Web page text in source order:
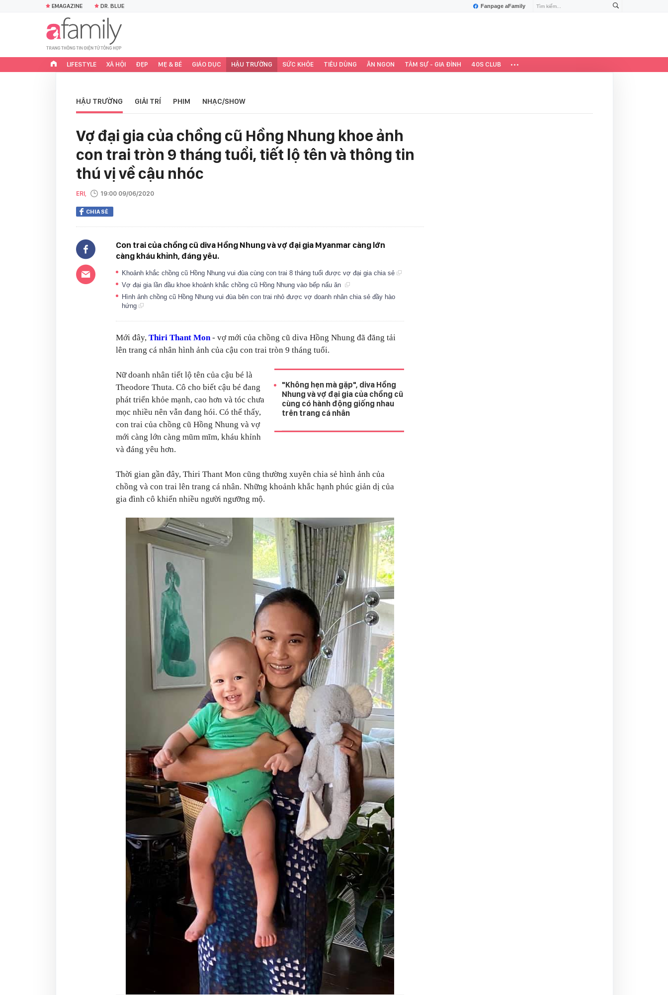
Fanpage aFamily
EMAGAZINE DR. BLUE
LIFESTYLE XÃ HỘI ĐẸP MẸ & BÉ GIÁO DỤC HẬU TRƯỜNG SỨC KHỎE TIÊU DÙNG ĂN NGON TÂM SỰ - GIA ĐÌNH 40S CLUB
HẬU TRƯỜNG GIẢI TRÍ PHIM NHẠC/SHOW
Vợ đại gia của chồng cũ Hồng Nhung khoe ảnh
con trai tròn 9 tháng tuổi, tiết lộ tên và thông tin
thú vị về cậu nhóc
ERI, 19:00 09/06/2020
CHIA SẺ
Con trai của chồng cũ diva Hồng Nhung và vợ đại gia Myanmar càng lớn
càng kháu khỉnh, đáng yêu.
Khoảnh khắc chồng cũ Hồng Nhung vui đùa cùng con trai 8 tháng tuổi được vợ đại gia chia sẻ
Vợ đại gia lần đầu khoe khoảnh khắc chồng cũ Hồng Nhung vào bếp nấu ăn
Hình ảnh chồng cũ Hồng Nhung vui đùa bên con trai nhỏ được vợ doanh nhân chia sẻ đầy hào
hứng
Mới đây, Thiri Thant Mon- vợ mới của chồng cũ diva Hồng Nhung đã đăng tải
lên trang cá nhân hình ảnh của cậu con trai tròn 9 tháng tuổi.
"Không hẹn mà gặp", diva Hồng
Nhung và vợ đại gia của chồng cũ
cùng có hành động giống nhau
trên trang cá nhân
Nữ doanh nhân tiết lộ tên của cậu bé là
Theodore Thuta. Cô cho biết cậu bé đang
phát triển khỏe mạnh, cao hơn và tóc chưa
mọc nhiều nên vẫn đang hói. Có thể thấy,
con trai của chồng cũ Hồng Nhung và vợ
mới càng lớn càng mũm mĩm, kháu khỉnh
và đáng yêu hơn.
Thời gian gần đây, Thiri Thant Mon cũng thường xuyên chia sẻ hình ảnh của
chồng và con trai lên trang cá nhân. Những khoảnh khắc hạnh phúc giản dị của
gia đình cô khiến nhiều người ngưỡng mộ.